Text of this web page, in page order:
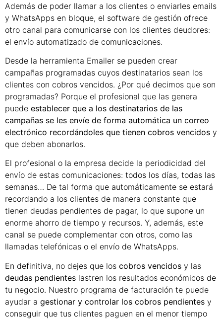
Además de poder llamar a los clientes o enviarles emails
y WhatsApps en bloque, el software de gestión ofrece
otro canal para comunicarse con los clientes deudores:
el envío automatizado de comunicaciones.
Desde la herramienta Emailer se pueden crear
campañas programadas cuyos destinatarios sean los
clientes con cobros vencidos. ¿Por qué decimos que son
programadas? Porque el profesional que las genera
puede establecer que a los destinatarios de las
campañas se les envíe de forma automática un correo
electrónico recordándoles que tienen cobros vencidos y
que deben abonarlos.
El profesional o la empresa decide la periodicidad del
envío de estas comunicaciones: todos los días, todas las
semanas… De tal forma que automáticamente se estará
recordando a los clientes de manera constante que
tienen deudas pendientes de pagar, lo que supone un
enorme ahorro de tiempo y recursos. Y, además, este
canal se puede complementar con otros, como las
llamadas telefónicas o el envío de WhatsApps.
En definitiva, no dejes que los cobros vencidos y las
deudas pendientes lastren los resultados económicos de
tu negocio. Nuestro programa de facturación te puede
ayudar a gestionar y controlar los cobros pendientes y
conseguir que tus clientes paguen en el menor tiempo